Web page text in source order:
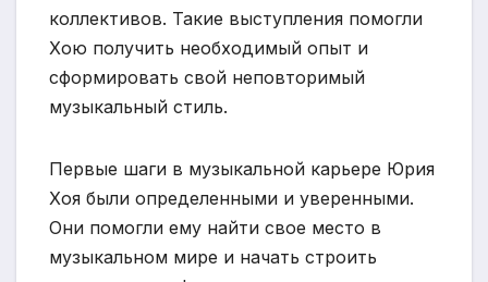
коллективов. Такие выступления помогли
Хою получить необходимый опыт и
сформировать свой неповторимый
музыкальный стиль.
Первые шаги в музыкальной карьере Юрия
Хоя были определенными и уверенными.
Они помогли ему найти свое место в
музыкальном мире и начать строить